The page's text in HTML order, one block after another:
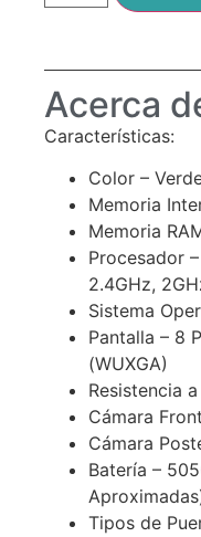
Acerca
Características:
Color –
Memoria
Memoria
Procesador
2.4GHz,
Sistema
Pantalla – 8
(WUXGA)
Resistencia
Cámara
Cámara
Batería –
Tipos de